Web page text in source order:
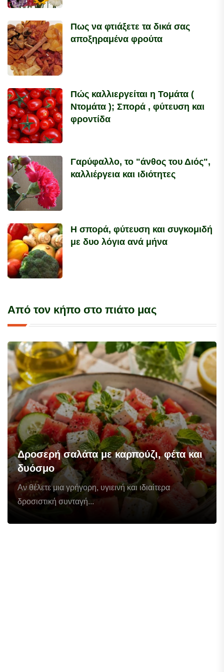
Πως να φτιάξετε τα δικά σας
αποξηραμένα φρούτα
Πώς καλλιεργείται η Τομάτα (
Ντομάτα ); Σπορά , φύτευση και
φροντίδα
Γαρύφαλλο, το "άνθος του Διός",
καλλιέργεια και ιδιότητες
Η σπορά, φύτευση και συγκομιδή
με δυο λόγια ανά μήνα
Από τον κήπο στο πιάτο μας
Δροσερή σαλάτα με καρπούζι, φέτα και
δυόσμο
Αν θέλετε μια γρήγορη, υγιεινή και ιδιαίτερα
δροσιστική συνταγή...